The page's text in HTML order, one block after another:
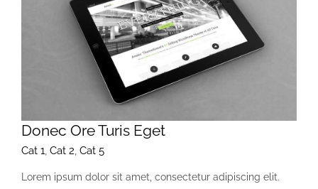
Donec Ore Turis Eget
Cat 1, Cat 2, Cat 5
Lorem ipsum dolor sit amet, consectetur adipiscing elit.